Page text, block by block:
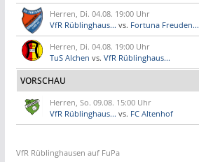
Herren, Di. 04.08. 19:00 Uhr
VfR Rüblinghaus... vs. Fortuna Freuden...
Herren, Di. 04.08. 19:00 Uhr
TuS Alchen vs. VfR Rüblinghaus...
VORSCHAU
Herren, So. 09.08. 15:00 Uhr
VfR Rüblinghaus... vs. FC Altenhof
VfR Rüblinghausen auf FuPa